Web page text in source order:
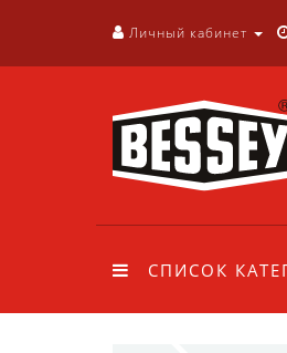
Личный кабинет
СПИСОК